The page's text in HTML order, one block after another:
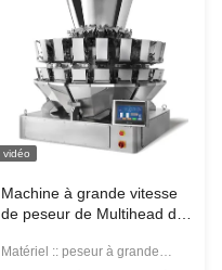
vidéo
Machine à grande vitesse
de peseur de Multihead de
Matériel :: peseur à grande